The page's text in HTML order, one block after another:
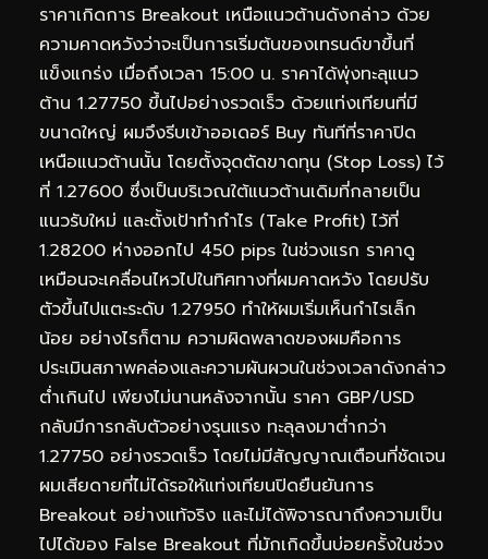
ราคาเกิดการ Breakout เหนือแนวต้านดังกล่าว ด้วย
ความคาดหวังว่าจะเป็นการเริ่มต้นของเทรนด์ขาขึ้นที่
แข็งแกร่ง เมื่อถึงเวลา 15:00 น. ราคาได้พุ่งทะลุแนว
ต้าน 1.27750 ขึ้นไปอย่างรวดเร็ว ด้วยแท่งเทียนที่มี
ขนาดใหญ่ ผมจึงรีบเข้าออเดอร์ Buy ทันทีที่ราคาปิด
เหนือแนวต้านนั้น โดยตั้งจุดตัดขาดทุน (Stop Loss) ไว้
ที่ 1.27600 ซึ่งเป็นบริเวณใต้แนวต้านเดิมที่กลายเป็น
แนวรับใหม่ และตั้งเป้าทำกำไร (Take Profit) ไว้ที่
1.28200 ห่างออกไป 450 pips ในช่วงแรก ราคาดู
เหมือนจะเคลื่อนไหวไปในทิศทางที่ผมคาดหวัง โดยปรับ
ตัวขึ้นไปแตะระดับ 1.27950 ทำให้ผมเริ่มเห็นกำไรเล็ก
น้อย อย่างไรก็ตาม ความผิดพลาดของผมคือการ
ประเมินสภาพคล่องและความผันผวนในช่วงเวลาดังกล่าว
ต่ำเกินไป เพียงไม่นานหลังจากนั้น ราคา GBP/USD
กลับมีการกลับตัวอย่างรุนแรง ทะลุลงมาต่ำกว่า
1.27750 อย่างรวดเร็ว โดยไม่มีสัญญาณเตือนที่ชัดเจน
ผมเสียดายที่ไม่ได้รอให้แท่งเทียนปิดยืนยันการ
Breakout อย่างแท้จริง และไม่ได้พิจารณาถึงความเป็น
ไปได้ของ False Breakout ที่มักเกิดขึ้นบ่อยครั้งในช่วง